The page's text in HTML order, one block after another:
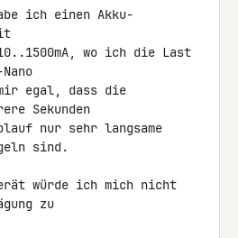
ich einen Akku-
wo ich die Last
egal, dass die
Sekunden
nur sehr langsame
sind.
würde ich mich nicht
zu